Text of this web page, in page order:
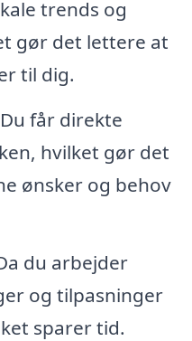
trends og
gør det lettere at
til dig.
Du får direkte
hvilket gør det
ønsker og behov
du arbejder
og tilpasninger
sparer tid.